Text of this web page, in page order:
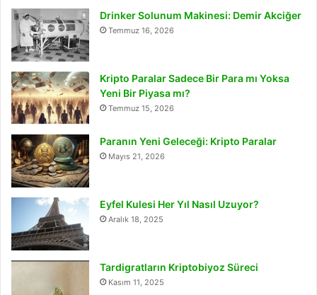
Drinker Solunum Makinesi: Demir Akciğer
Temmuz 16, 2026
Kripto Paralar Sadece Bir Para mı Yoksa
Yeni Bir Piyasa mı?
Temmuz 15, 2026
Paranın Yeni Geleceği: Kripto Paralar
Mayıs 21, 2026
Eyfel Kulesi Her Yıl Nasıl Uzuyor?
Aralık 18, 2025
Tardigratların Kriptobiyoz Süreci
Kasım 11, 2025